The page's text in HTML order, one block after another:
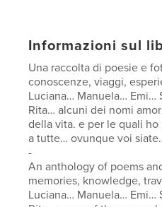
Informazioni sul
Una raccolta di poesie e
conoscenze, viaggi,
Luciana… Manuela… Emi…
Rita… alcuni dei nomi
della vita. e per le quali
a tutte… ovunque voi
-
An anthology of poems
memories, knowledge,
Luciana… Manuela… Emi…